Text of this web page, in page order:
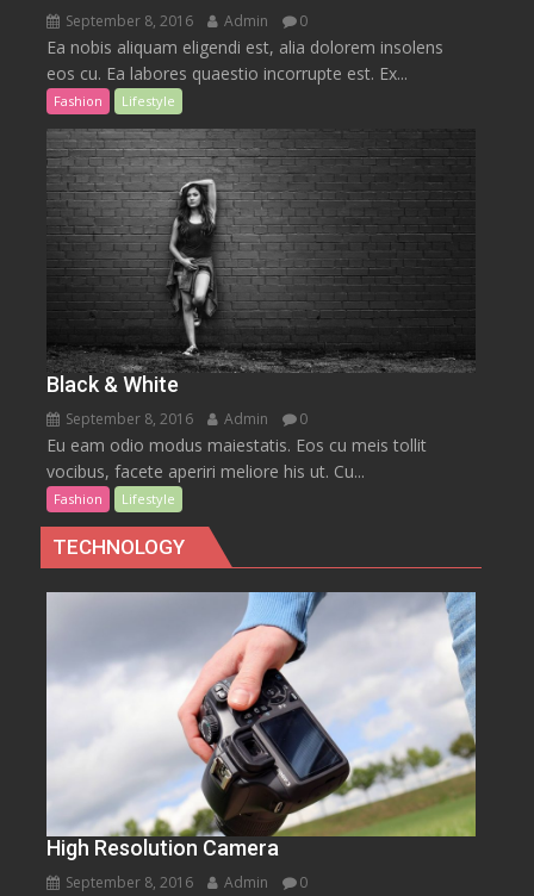
September 8, 2016 Admin 0
Ea nobis aliquam eligendi est, alia dolorem insolens
eos cu. Ea labores quaestio incorrupte est. Ex...
Fashion Lifestyle
Black & White
September 8, 2016 Admin 0
Eu eam odio modus maiestatis. Eos cu meis tollit
vocibus, facete aperiri meliore his ut. Cu...
Fashion Lifestyle
TECHNOLOGY
High Resolution Camera
September 8, 2016 Admin 0